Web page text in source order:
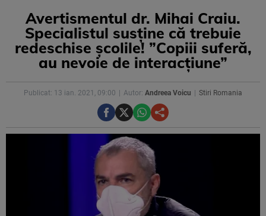
Avertismentul dr. Mihai Craiu.
Specialistul susține că trebuie
redeschise școlile! ”Copiii suferă,
au nevoie de interacțiune”
Publicat: 13 ian. 2021, 09:00 Autor: Andreea Voicu Stiri Romania